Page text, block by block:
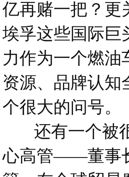
亿再赌一把？更
埃孚这些国际巨
力作为一个燃油
资源、品牌认知
个很大的问号。
还有一个被很
心高管——董事